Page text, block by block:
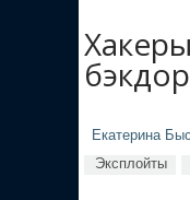
Екатерина
Эксплойты